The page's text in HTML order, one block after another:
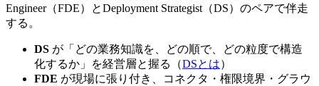
Engineer​（FDE）と​Deployment Strategist​（DS）の​ペアで​伴走
する。
DS が​「どの​業務知識を、どの​順で、​どの​粒度で​構造
化するか」を​経営層と​握る​（DSとは）
FDE が​現場に​張り​付き、​コネクタ・権限境界・グラウ